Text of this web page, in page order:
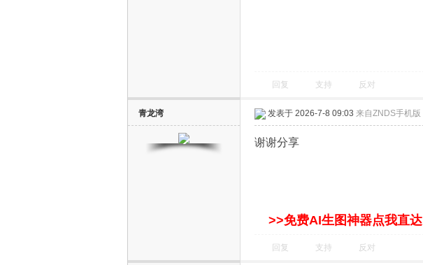
回复 支持 反对
青龙湾 发表于 2026-7-8 09:03 来自ZNDS手机版
谢谢分享
>>免费AI生图神器点我直达
回复 支持 反对